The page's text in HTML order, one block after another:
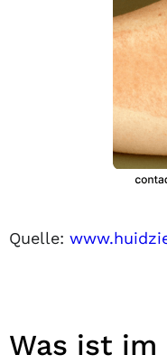
Quelle:
Was ist im